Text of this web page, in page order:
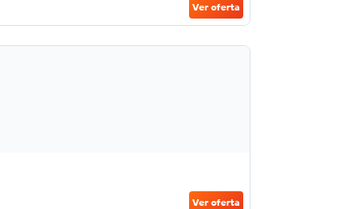
Ver oferta
Ver oferta